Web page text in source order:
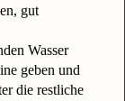
gut
Wasser
geben und
die restliche